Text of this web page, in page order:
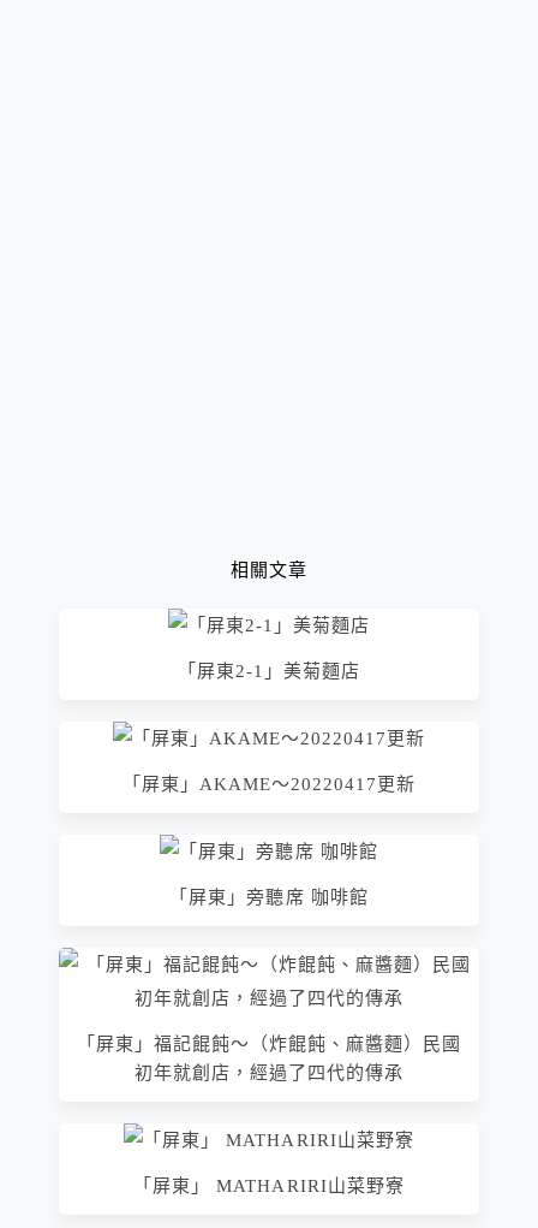
相關文章
「屏東2-1」美菊麵店
「屏東」AKAME～20220417更新
「屏東」旁聽席 咖啡館
「屏東」福記餛飩～（炸餛飩、麻醬麵）民國
初年就創店，經過了四代的傳承
「屏東」 MATHARIRI山菜野寮